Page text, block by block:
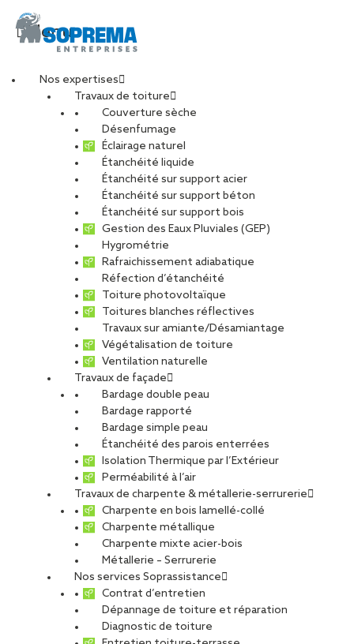
Menu
Nos expertises
Travaux de toiture
Couverture sèche
Désenfumage
Éclairage naturel
Étanchéité liquide
Étanchéité sur support acier
Étanchéité sur support béton
Étanchéité sur support bois
Gestion des Eaux Pluviales (GEP)
Hygrométrie
Rafraichissement adiabatique
Réfection d’étanchéité
Toiture photovoltaïque
Toitures blanches réflectives
Travaux sur amiante/Désamiantage
Végétalisation de toiture
Ventilation naturelle
Travaux de façade
Bardage double peau
Bardage rapporté
Bardage simple peau
Étanchéité des parois enterrées
Isolation Thermique par l’Extérieur
Perméabilité à l’air
Travaux de charpente & métallerie-serrurerie
Charpente en bois lamellé-collé
Charpente métallique
Charpente mixte acier-bois
Métallerie – Serrurerie
Nos services Soprassistance
Contrat d’entretien
Dépannage de toiture et réparation
Diagnostic de toiture
piscine-saint-bres3
PARTAGER